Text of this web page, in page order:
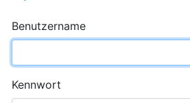
Benutzername
Kennwort